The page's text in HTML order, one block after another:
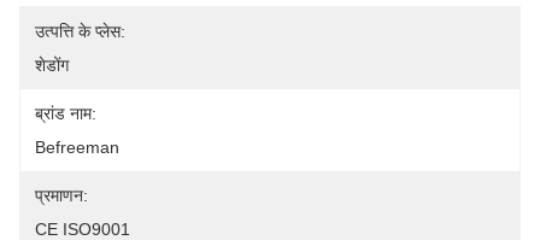
उत्पत्ति के प्लेस:
शेडोंग
ब्रांड नाम:
Befreeman
प्रमाणन:
CE ISO9001